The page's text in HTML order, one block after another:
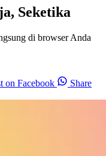
Seketika
di browser Anda
on Facebook
Share